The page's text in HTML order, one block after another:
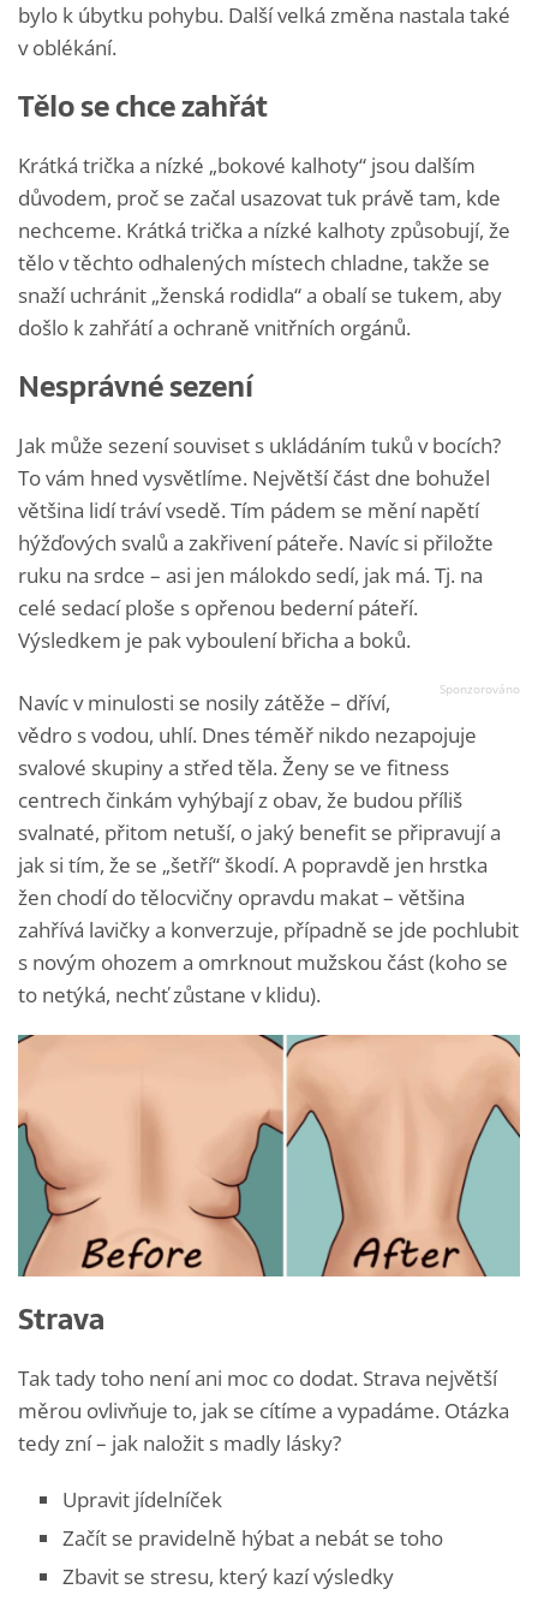
bylo k úbytku pohybu. Další velká změna nastala také
v oblékání.
Tělo se chce zahřát
Krátká trička a nízké „bokové kalhoty“ jsou dalším
důvodem, proč se začal usazovat tuk právě tam, kde
nechceme. Krátká trička a nízké kalhoty způsobují, že
tělo v těchto odhalených místech chladne, takže se
snaží uchránit „ženská rodidla“ a obalí se tukem, aby
došlo k zahřátí a ochraně vnitřních orgánů.
Nesprávné sezení
Jak může sezení souviset s ukládáním tuků v bocích?
To vám hned vysvětlíme. Největší část dne bohužel
většina lidí tráví vsedě. Tím pádem se mění napětí
hýžďových svalů a zakřivení páteře. Navíc si přiložte
ruku na srdce – asi jen málokdo sedí, jak má. Tj. na
celé sedací ploše s opřenou bederní páteří.
Výsledkem je pak vyboulení břicha a boků.
Navíc v minulosti se nosily zátěže – dříví,
vědro s vodou, uhlí. Dnes téměř nikdo nezapojuje
svalové skupiny a střed těla. Ženy se ve fitness
centrech činkám vyhýbají z obav, že budou příliš
svalnaté, přitom netuší, o jaký benefit se připravují a
jak si tím, že se „šetří“ škodí. A popravdě jen hrstka
žen chodí do tělocvičny opravdu makat – většina
zahřívá lavičky a konverzuje, případně se jde pochlubit
s novým ohozem a omrknout mužskou část (koho se
to netýká, nechť zůstane v klidu).
Strava
Tak tady toho není ani moc co dodat. Strava největší
měrou ovlivňuje to, jak se cítíme a vypadáme. Otázka
tedy zní – jak naložit s madly lásky?
Upravit jídelníček
Začít se pravidelně hýbat a nebát se toho
Zbavit se stresu, který kazí výsledky